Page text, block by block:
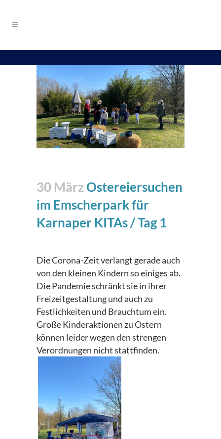
30 März Ostereiersuchen
im Emscherpark für
Karnaper KITAs / Tag 1
Die Corona-Zeit verlangt gerade auch
von den kleinen Kindern so einiges ab.
Die Pandemie schränkt sie in ihrer
Freizeitgestaltung und auch zu
Festlichkeiten und Brauchtum ein.
Große Kinderaktionen zu Ostern
können leider wegen den strengen
Verordnungen nicht stattfinden.